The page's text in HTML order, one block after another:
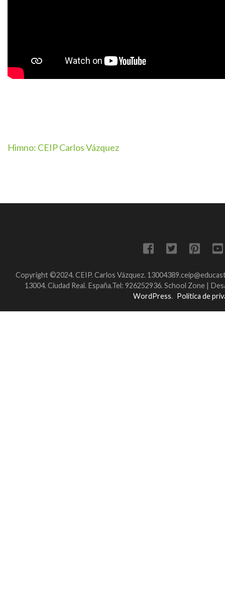
Navegación
Himno: CEIP Carlos Vázquez
Copyright ©2024. CEIP. Carlos Vázquez.
13004. Ciudad Real. España.Tel: 926252936. School Zone |
WordPress. Política de